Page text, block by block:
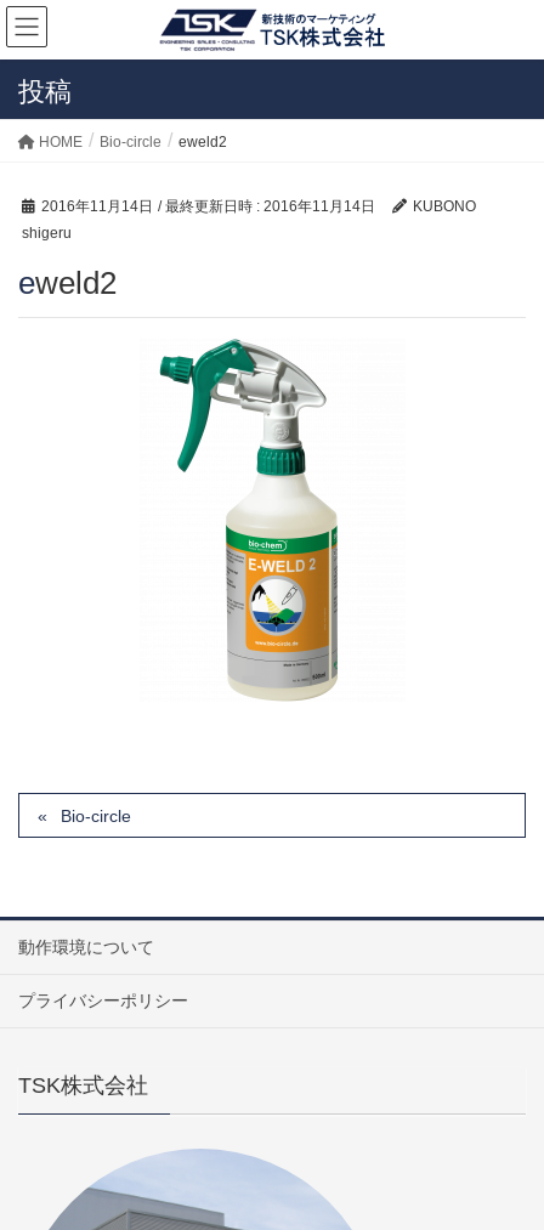
投稿
HOME Bio-circle eweld2
2016年11月14日 / 最終更新日時 : 2016年11月14日
KUBONO
shigeru
eweld2
Bio-circle
動作環境について
プライバシーポリシー
TSK株式会社